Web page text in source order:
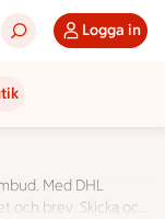
Logga in
Med DHL
brev. Skicka och